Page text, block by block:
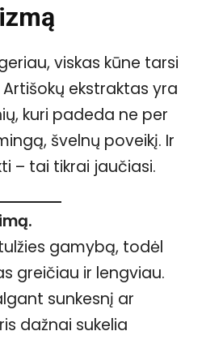
viskas kūne tarsi
ekstraktas yra
kuri padeda ne per
švelnų poveikį. Ir
– tai tikrai jaučiasi.
gamybą, todėl
greičiau ir lengviau.
sunkesnį ar
dažnai sukelia